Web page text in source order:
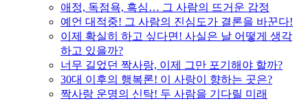
애정, 독점욕, 흑심… 그 사람의 뜨거운 감정
예언 대적중! 그 사람의 진심도가 결론을 바꾼다!
이제 확실히 하고 싶다면! 사실은 날 어떻게 생각
하고 있을까?
너무 길었던 짝사랑, 이제 그만 포기해야 할까?
30대 이후의 행복론! 이 사랑이 향하는 곳은?
짝사랑 운명의 신탁! 두 사람을 기다릴 미래